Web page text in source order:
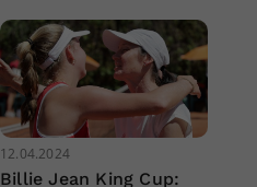
12.04.2024
Billie Jean King Cup: